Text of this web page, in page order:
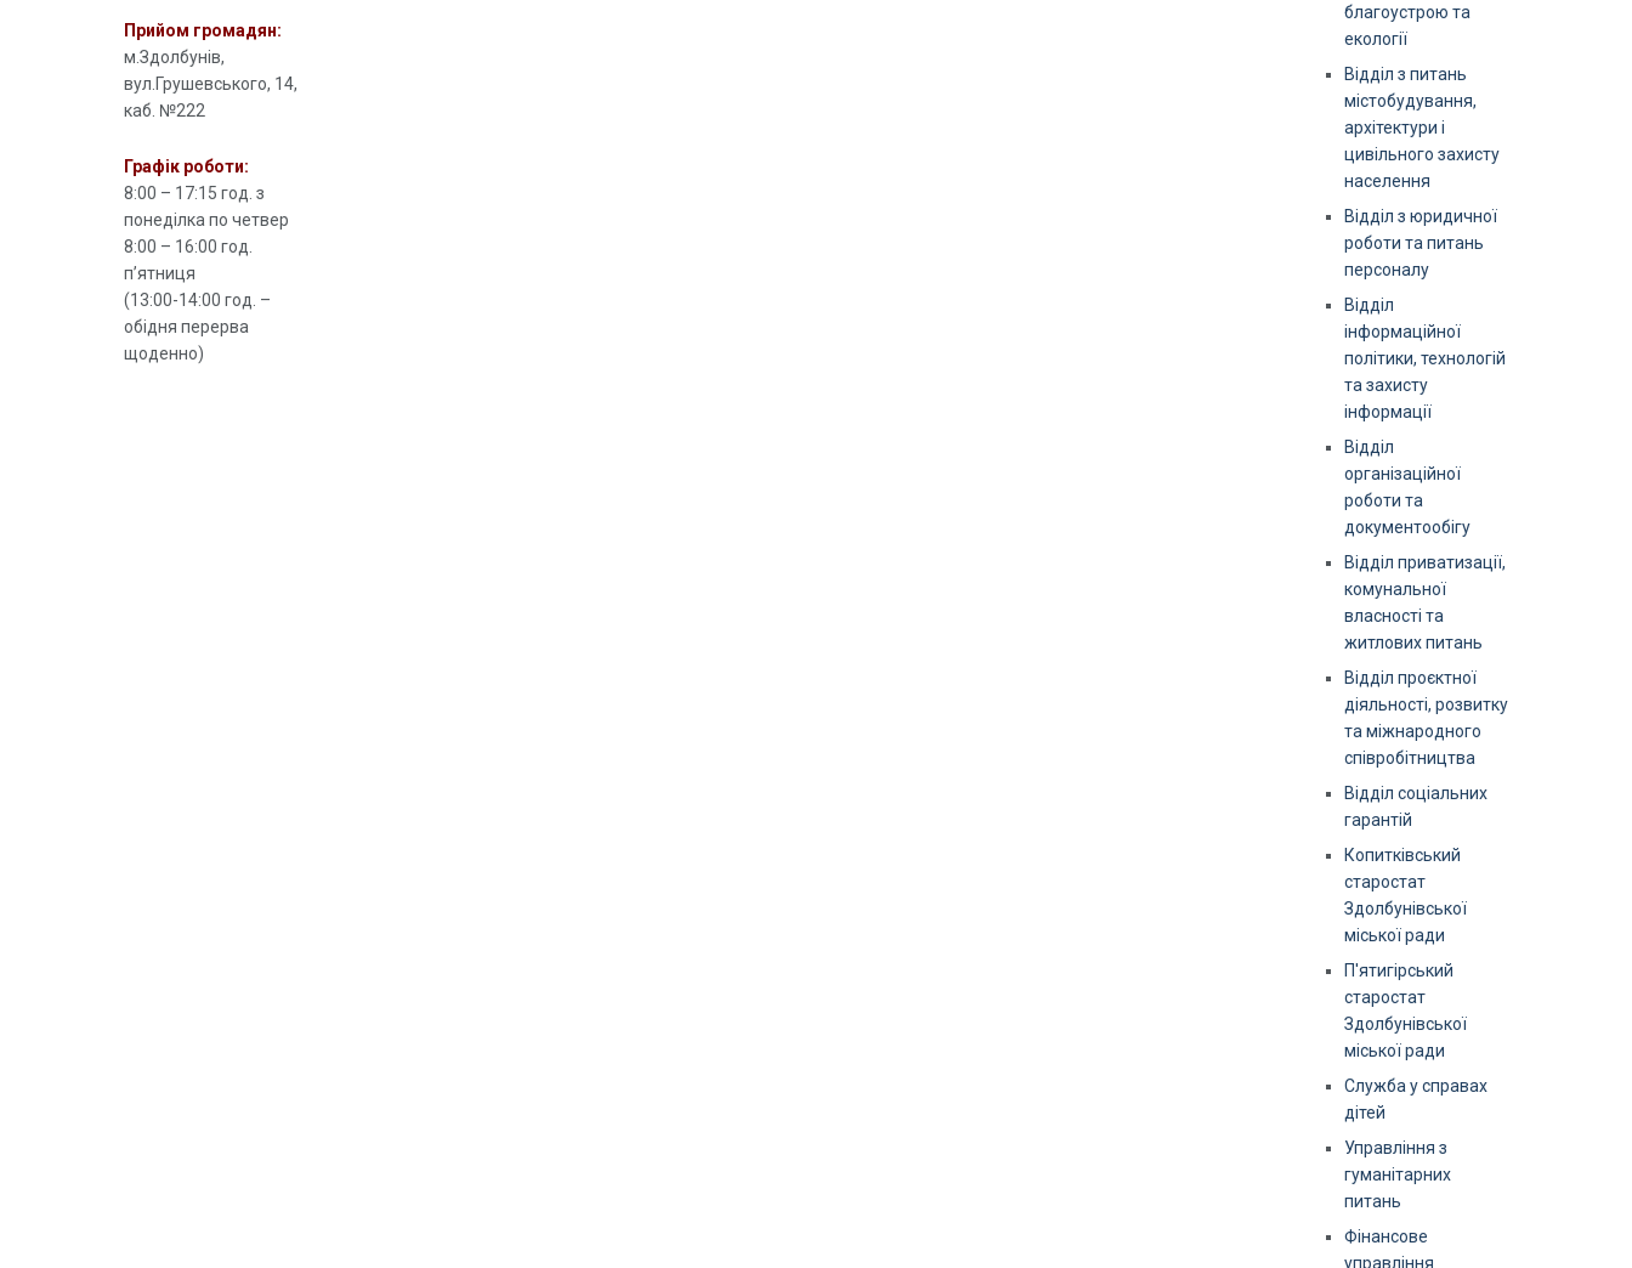
Прийом громадян:
м.Здолбунів,
вул.Грушевського, 14,
каб. №222
Графік роботи:
8:00 – 17:15 год. з
понеділка по четвер
8:00 – 16:00 год.
п’ятниця
(13:00-14:00 год. –
обідня перерва
щоденно)
благоустрою та
екології
Відділ з питань
містобудування,
архітектури і
цивільного захисту
населення
Відділ з юридичної
роботи та питань
персоналу
Відділ
інформаційної
політики, технологій
та захисту
інформації
Відділ
організаційної
роботи та
документообігу
Відділ приватизації,
комунальної
власності та
житлових питань
Відділ проєктної
діяльності, розвитку
та міжнародного
співробітництва
Відділ соціальних
гарантій
Копитківський
старостат
Здолбунівської
міської ради
П'ятигірський
старостат
Здолбунівської
міської ради
Служба у справах
дітей
Управління з
гуманітарних
питань
Фінансове
управління